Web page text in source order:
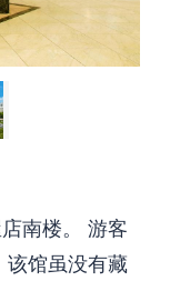
南楼。 游客
该馆虽没有藏